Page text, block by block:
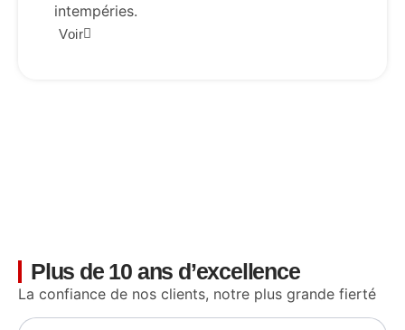
Voir
intempéries.
Plus de 10 ans d’excellence
La confiance de nos clients, notre plus grande fierté